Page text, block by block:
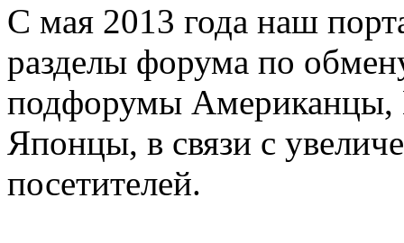
С мая 2013 года наш
разделы форума по
подфорумы
Японцы, в связи с
посетителей.